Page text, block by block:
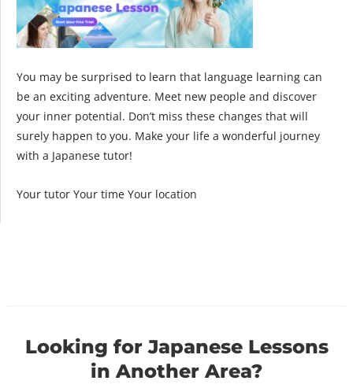
You may be surprised to learn that language learning can
be an exciting adventure. Meet new people and discover
your inner potential. Don’t miss these changes that will
surely happen to you. Make your life a wonderful journey
with a Japanese tutor!
Your tutor Your time Your location
Looking for Japanese Lessons
in Another Area?